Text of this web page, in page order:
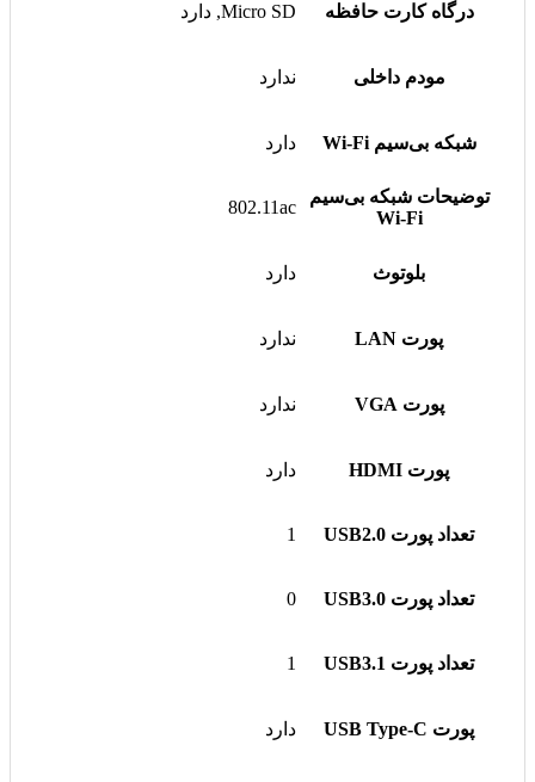
درگاه کارت حافظه Micro SD, دارد
مودم داخلی ندارد
شبکه بی‌سیم Wi-Fi دارد
توضیحات شبکه بی‌سیم
Wi-Fi
802.11ac
بلوتوث دارد
پورت LAN ندارد
پورت VGA ندارد
پورت HDMI دارد
تعداد پورت USB2.0 1
تعداد پورت USB3.0 0
تعداد پورت USB3.1 1
پورت USB Type-C دارد